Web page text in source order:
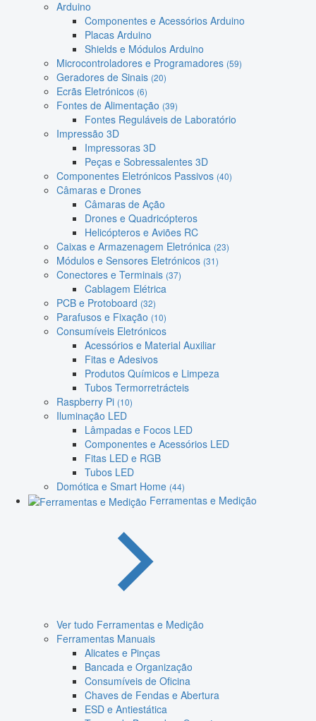
Arduino
Componentes e Acessórios Arduino
Placas Arduino
Shields e Módulos Arduino
Microcontroladores e Programadores (59)
Geradores de Sinais (20)
Ecrãs Eletrónicos (6)
Fontes de Alimentação (39)
Fontes Reguláveis de Laboratório
Impressão 3D
Impressoras 3D
Peças e Sobressalentes 3D
Componentes Eletrónicos Passivos (40)
Câmaras e Drones
Câmaras de Ação
Drones e Quadricópteros
Helicópteros e Aviões RC
Caixas e Armazenagem Eletrónica (23)
Módulos e Sensores Eletrónicos (31)
Conectores e Terminais (37)
Cablagem Elétrica
PCB e Protoboard (32)
Parafusos e Fixação (10)
Consumíveis Eletrónicos
Acessórios e Material Auxiliar
Fitas e Adesivos
Produtos Químicos e Limpeza
Tubos Termorretrácteis
Raspberry Pi (10)
Iluminação LED
Lâmpadas e Focos LED
Componentes e Acessórios LED
Fitas LED e RGB
Tubos LED
Domótica e Smart Home (44)
Ferramentas e Medição
Ver tudo Ferramentas e Medição
Ferramentas Manuais
Alicates e Pinças
Bancada e Organização
Consumíveis de Oficina
Chaves de Fendas e Abertura
ESD e Antiestática